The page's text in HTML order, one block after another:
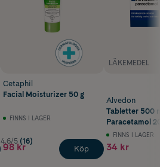
Cetaphil
Facial Moisturizer 50 g
FINNS I LAGER
4.6/5 (16)
98 kr Köp
LÄKEMEDEL
Alvedon
Tabletter 500
Paracetamol
FINNS I LAGER
34 kr